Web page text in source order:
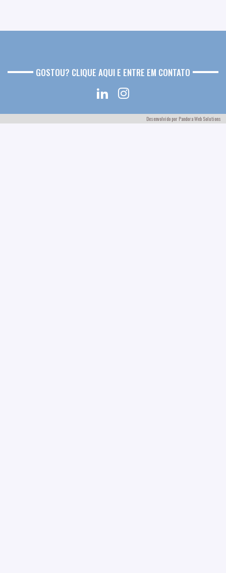
GOSTOU? CLIQUE AQUI E ENTRE EM CONTATO
Desenvolvido por Pandora Web Solutions